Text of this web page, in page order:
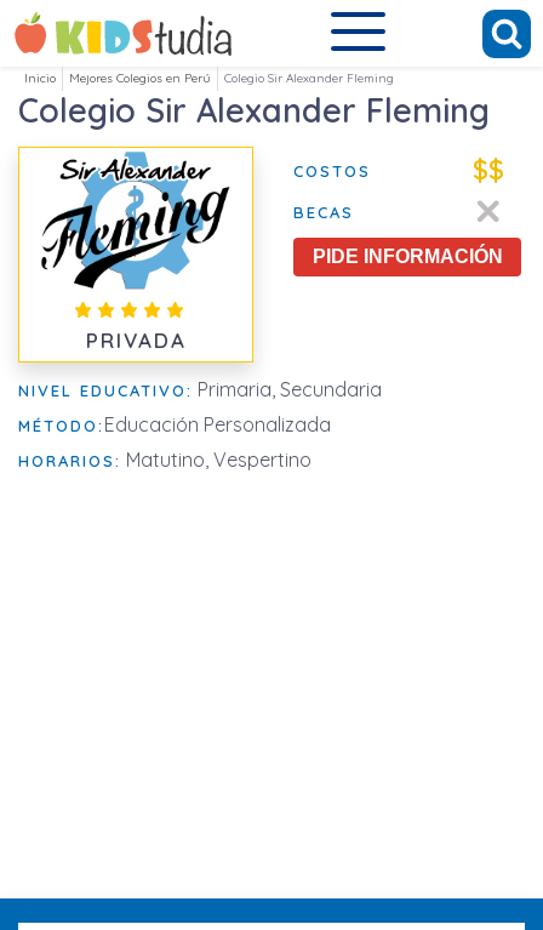
Inicio Mejores Colegios en Perú Colegio Sir Alexander Fleming
Colegio Sir Alexander Fleming
PRIVADA
COSTOS $$
BECAS
PIDE INFORMACIÓN
NIVEL EDUCATIVO: Primaria, Secundaria
MÉTODO: Educación Personalizada
HORARIOS: Matutino, Vespertino